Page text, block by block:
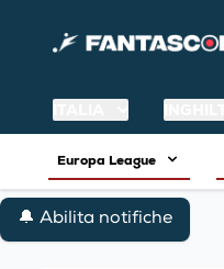
Europa League
🔔 Abilita notifiche